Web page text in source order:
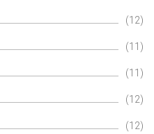
(12)
(11)
(11)
(12)
(12)